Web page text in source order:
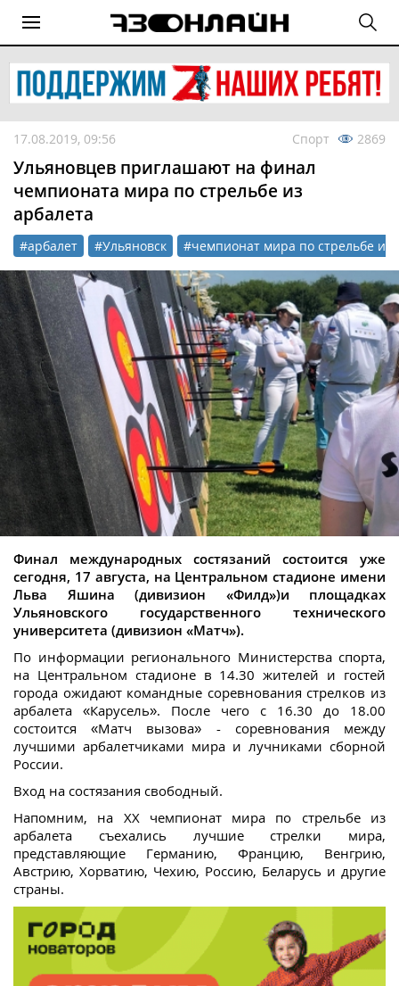
17.08.2019, 09:56 Спорт 2869
Ульяновцев приглашают на финал
чемпионата мира по стрельбе из
арбалета
#арбалет #Ульяновск #чемпионат мира по стрельбе из
Финал международных состязаний состоится уже
сегодня, 17 августа, на Центральном стадионе имени
Льва Яшина (дивизион «Филд»)и площадках
Ульяновского государственного технического
университета (дивизион «Матч»).
По информации регионального Министерства спорта,
на Центральном стадионе в 14.30 жителей и гостей
города ожидают командные соревнования стрелков из
арбалета «Карусель». После чего с 16.30 до 18.00
состоится «Матч вызова» - соревнования между
лучшими арбалетчиками мира и лучниками сборной
России.
Вход на состязания свободный.
Напомним, на XX чемпионат мира по стрельбе из
арбалета съехались лучшие стрелки мира,
представляющие Германию, Францию, Венгрию,
Австрию, Хорватию, Чехию, Россию, Беларусь и другие
страны.